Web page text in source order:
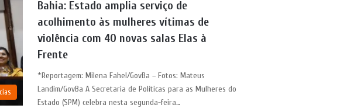
Bahia: Estado amplia serviço de
acolhimento às mulheres vítimas de
violência com 40 novas salas Elas à
Frente
*Reportagem: Milena Fahel/GovBa – Fotos: Mateus
Landim/GovBa A Secretaria de Políticas para as Mulheres do
Estado (SPM) celebra nesta segunda-feira…